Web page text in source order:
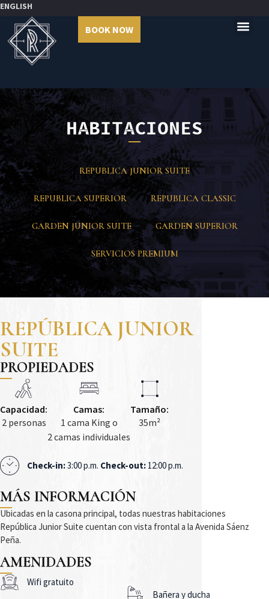
ENGLISH
BOOK NOW
HABITACIONES
REPUBLICA JUNIOR SUITE
REPUBLICA SUPERIOR REPUBLICA CLASSIC
GARDEN JUNIOR SUITE GARDEN SUPERIOR
SERVICIOS PREMIUM
REPÚBLICA JUNIOR
SUITE
PROPIEDADES
Capacidad:
2 personas
Camas:
1 cama King o
2 camas individuales
Tamaño:
35m²
Check-in:3:00 p.m. Check-out: 12:00 p.m.
MÁS INFORMACIÓN
Ubicadas en la casona principal, todas nuestras habitaciones
República Junior Suite cuentan con vista frontal a la Avenida Sáenz
Peña.
AMENIDADES
Wifi gratuito
Bañera y ducha